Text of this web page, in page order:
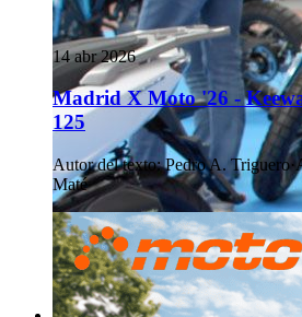
14 abr 2026
Madrid X Moto '26 -
125
Autor del texto: Pedro A. Triguero·
Maté